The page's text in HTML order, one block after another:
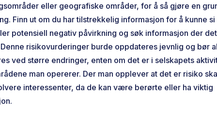
eller geografiske områder, for å så gjøre en
Finn ut om du har tilstrekkelig informasjon for å kunne
potensiell negativ påvirkning og søk informasjon der det
risikovurderinger burde oppdateres jevnlig og bør
ved større endringer, enten om det er i selskapets
man opererer. Der man opplever at det er risiko
interessenter, da de kan være berørte eller ha viktig